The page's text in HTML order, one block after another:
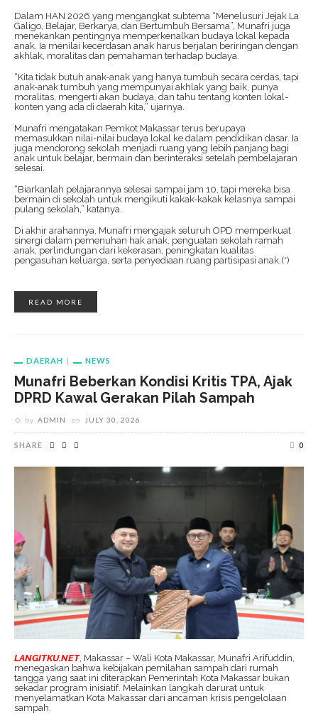
Dalam HAN 2026 yang mengangkat subtema “Menelusuri Jejak La
Galigo, Belajar, Berkarya, dan Bertumbuh Bersama”, Munafri juga
menekankan pentingnya memperkenalkan budaya lokal kepada
anak. Ia menilai kecerdasan anak harus berjalan beriringan dengan
akhlak, moralitas dan pemahaman terhadap budaya.
“Kita tidak butuh anak-anak yang hanya tumbuh secara cerdas, tapi
anak-anak tumbuh yang mempunyai akhlak yang baik, punya
moralitas, mengerti akan budaya, dan tahu tentang konten lokal-
konten yang ada di daerah kita,” ujarnya.
Munafri mengatakan Pemkot Makassar terus berupaya
memasukkan nilai-nilai budaya lokal ke dalam pendidikan dasar. Ia
juga mendorong sekolah menjadi ruang yang lebih panjang bagi
anak untuk belajar, bermain dan berinteraksi setelah pembelajaran
selesai.
“Biarkanlah pelajarannya selesai sampai jam 10, tapi mereka bisa
bermain di sekolah untuk mengikuti kakak-kakak kelasnya sampai
pulang sekolah,” katanya.
Di akhir arahannya, Munafri mengajak seluruh OPD memperkuat
sinergi dalam pemenuhan hak anak, penguatan sekolah ramah
anak, perlindungan dari kekerasan, peningkatan kualitas
pengasuhan keluarga, serta penyediaan ruang partisipasi anak.(*)
READ MORE
DAERAH NEWS
Munafri Beberkan Kondisi Kritis TPA, Ajak
DPRD Kawal Gerakan Pilah Sampah
by ADMIN on JULY 30, 2026
SHARE 0
LANGITKU.NET, Makassar – Wali Kota Makassar, Munafri Arifuddin,
menegaskan bahwa kebijakan pemilahan sampah dari rumah
tangga yang saat ini diterapkan Pemerintah Kota Makassar bukan
sekadar program inisiatif. Melainkan langkah darurat untuk
menyelamatkan Kota Makassar dari ancaman krisis pengelolaan
sampah.